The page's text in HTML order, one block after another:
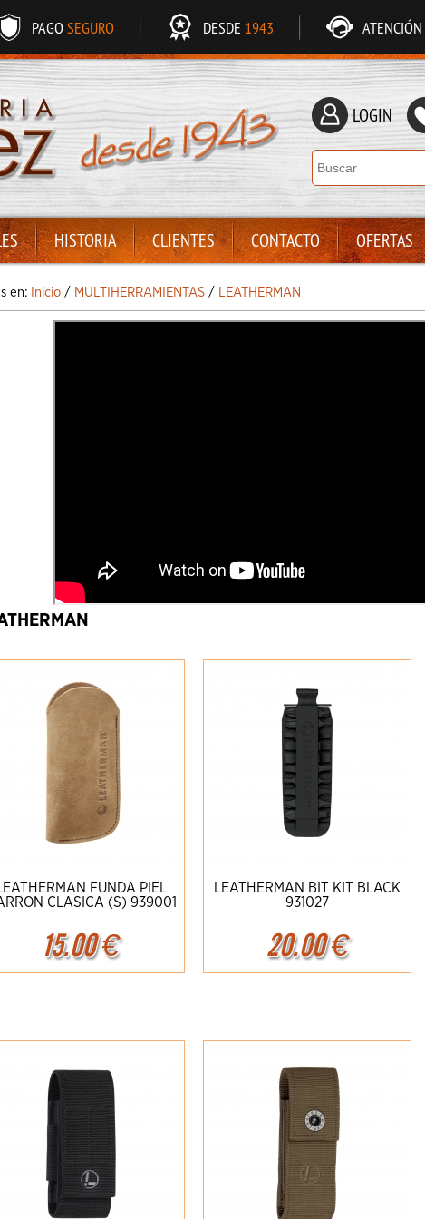
PAGO SEGURO DESDE 1943
LOGIN
HISTORIA CLIENTES CONTACTO OFERTAS
en: Inicio / MULTIHERRAMIENTAS / LEATHERMAN
FUNDA PIEL
CLASICA (S) 939001
15.00€
Ampliar Detalles
LEATHERMAN BIT KIT BLACK
931027
20.00€
Ampliar Detalles